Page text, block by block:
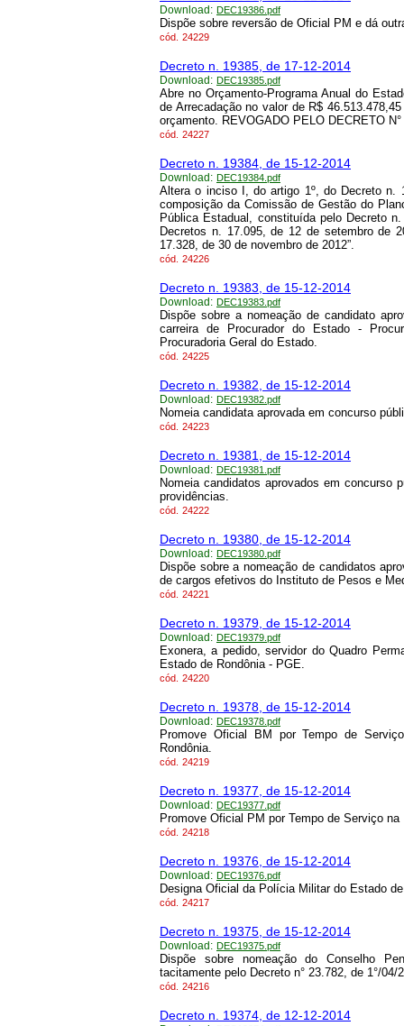
Download: DEC19386.pdf
Dispõe sobre reversão de Oficial PM e dá
cód. 24229
Decreto n. 19385, de 17-12-2014
Download: DEC19385.pdf
Abre no Orçamento-Programa Anual do
de Arrecadação no valor de R$
orçamento. REVOGADO PELO DECRETO
cód. 24227
Decreto n. 19384, de 15-12-2014
Download: DEC19384.pdf
Altera o inciso I, do artigo 1º, do Decreto n.
composição da Comissão de Gestão do
Pública Estadual, constituída pelo Decreto
Decretos n. 17.095, de 12 de setembro de
17.328, de 30 de novembro de 2012”.
cód. 24226
Decreto n. 19383, de 15-12-2014
Download: DEC19383.pdf
Dispõe sobre a nomeação de candidato
carreira de Procurador do Estado -
Procuradoria Geral do Estado.
cód. 24225
Decreto n. 19382, de 15-12-2014
Download: DEC19382.pdf
Nomeia candidata aprovada em concurso
cód. 24223
Decreto n. 19381, de 15-12-2014
Download: DEC19381.pdf
Nomeia candidatos aprovados em concurso
providências.
cód. 24222
Decreto n. 19380, de 15-12-2014
Download: DEC19380.pdf
Dispõe sobre a nomeação de candidatos
de cargos efetivos do Instituto de Pesos e
cód. 24221
Decreto n. 19379, de 15-12-2014
Download: DEC19379.pdf
Exonera, a pedido, servidor do Quadro
Estado de Rondônia - PGE.
cód. 24220
Decreto n. 19378, de 15-12-2014
Download: DEC19378.pdf
Promove Oficial BM por Tempo de
Rondônia.
cód. 24219
Decreto n. 19377, de 15-12-2014
Download: DEC19377.pdf
Promove Oficial PM por Tempo de Serviço
cód. 24218
Decreto n. 19376, de 15-12-2014
Download: DEC19376.pdf
Designa Oficial da Polícia Militar do Estado
cód. 24217
Decreto n. 19375, de 15-12-2014
Download: DEC19375.pdf
Dispõe sobre nomeação do Conselho
tacitamente pelo Decreto n° 23.782, de 1°/04/
cód. 24216
Decreto n. 19374, de 12-12-2014